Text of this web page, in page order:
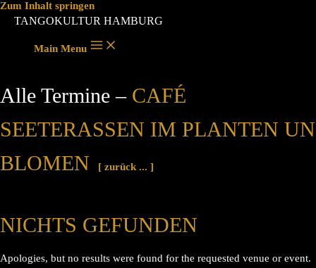
Zum Inhalt springen
TANGOKULTUR HAMBURG
Main Menu
Alle Termine – CAFÉ
SEETERASSEN IM PLANTEN UN
BLOMEN [ zurück ... ]
NICHTS GEFUNDEN
Apologies, but no results were found for the requested venue or event.